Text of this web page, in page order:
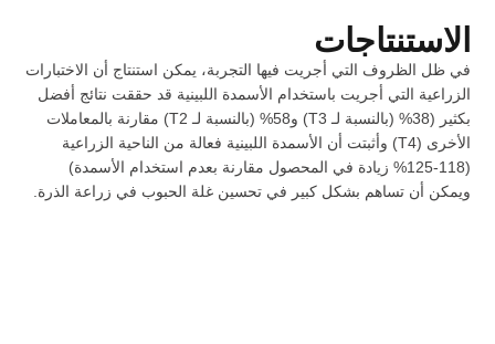
الاستنتاجات
في ظل الظروف التي أجريت فيها التجربة، يمكن استنتاج أن الاختبارات
الزراعية التي أجريت باستخدام الأسمدة اللبينية قد حققت نتائج أفضل
بكثير (38% (بالنسبة لـ T3) و58% (بالنسبة لـ T2) مقارنة بالمعاملات
الأخرى (T4) وأثبتت أن الأسمدة اللبينية فعالة من الناحية الزراعية
(118-125% زيادة في المحصول مقارنة بعدم استخدام الأسمدة)
ويمكن أن تساهم بشكل كبير في تحسين غلة الحبوب في زراعة الذرة.